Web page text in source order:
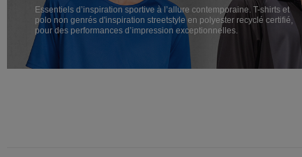
Essentiels d’inspiration sportive à l’allure contemporaine. T-shirts et
polo non genrés d'inspiration streetstyle en polyester recyclé certifié,
pour des performances d’impression exceptionnelles.